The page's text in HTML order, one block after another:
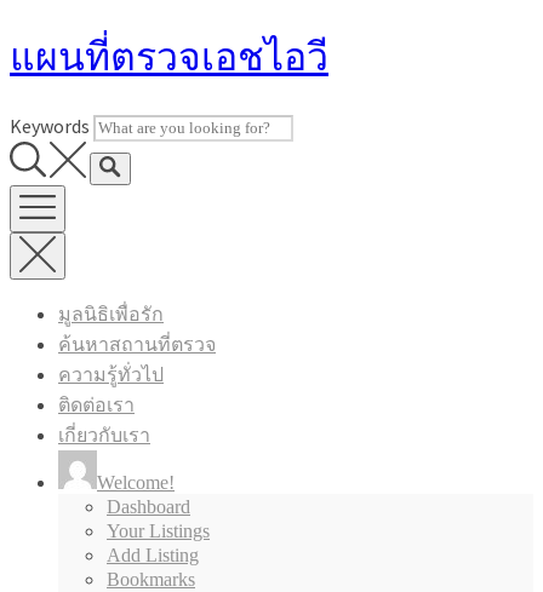
to
แผนที่ตรวจเอชไอวี
Keywords
มูลนิธิเพื่อรัก
ค้นหาสถานที่ตรวจ
ความรู้ทั่วไป
ติดต่อเรา
เกี่ยวกับเรา
Welcome!
Dashboard
Your Listings
Add Listing
Bookmarks